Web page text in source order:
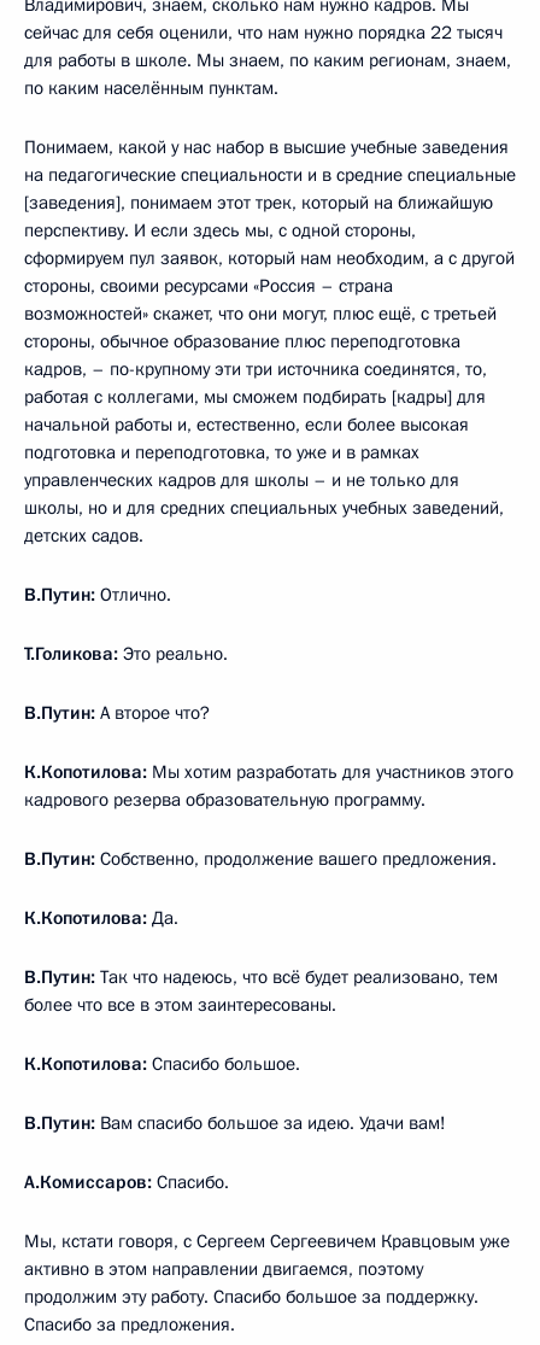
сейчас для себя оценили, что нам нужно порядка 22 тысяч
для работы в школе. Мы знаем, по каким регионам, знаем,
по каким населённым пунктам.
Понимаем, какой у нас набор в высшие учебные заведения
на педагогические специальности и в средние специальные
[заведения], понимаем этот трек, который на ближайшую
перспективу. И если здесь мы, с одной стороны,
сформируем пул заявок, который нам необходим, а с другой
стороны, своими ресурсами «Россия – страна
возможностей» скажет, что они могут, плюс ещё, с третьей
стороны, обычное образование плюс переподготовка
кадров, – по-крупному эти три источника соединятся, то,
работая с коллегами, мы сможем подбирать [кадры] для
начальной работы и, естественно, если более высокая
подготовка и переподготовка, то уже и в рамках
управленческих кадров для школы – и не только для
школы, но и для средних специальных учебных заведений,
детских садов.
В.Путин: Отлично.
Т.Голикова: Это реально.
В.Путин: А второе что?
К.Копотилова: Мы хотим разработать для участников этого
кадрового резерва образовательную программу.
В.Путин: Собственно, продолжение вашего предложения.
К.Копотилова: Да.
В.Путин: Так что надеюсь, что всё будет реализовано, тем
более что все в этом заинтересованы.
К.Копотилова: Спасибо большое.
В.Путин: Вам спасибо большое за идею. Удачи вам!
А.Комиссаров: Спасибо.
Мы, кстати говоря, с Сергеем Сергеевичем Кравцовым уже
активно в этом направлении двигаемся, поэтому
продолжим эту работу. Спасибо большое за поддержку.
Спасибо за предложения.